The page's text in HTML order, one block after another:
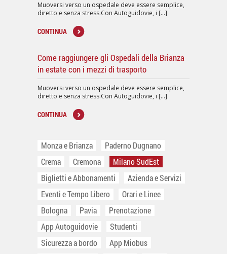
Muoversi verso un ospedale deve essere semplice,
diretto e senza stress.Con Autoguidovie, i [...]
CONTINUA
Come raggiungere gli Ospedali della Brianza
in estate con i mezzi di trasporto
Muoversi verso un ospedale deve essere semplice,
diretto e senza stress.Con Autoguidovie, i [...]
CONTINUA
Monza e Brianza
Paderno Dugnano
Crema
Cremona
Milano SudEst
Biglietti e Abbonamenti
Azienda e Servizi
Eventi e Tempo Libero
Orari e Linee
Bologna
Pavia
Prenotazione
App Autoguidovie
Studenti
Sicurezza a bordo
App Miobus